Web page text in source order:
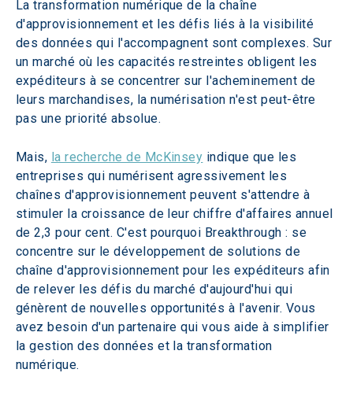
La transformation numérique de la chaîne
d'approvisionnement et les défis liés à la visibilité
des données qui l'accompagnent sont complexes. Sur
un marché où les capacités restreintes obligent les
expéditeurs à se concentrer sur l'acheminement de
leurs marchandises, la numérisation n'est peut-être
pas une priorité absolue.
Mais, la recherche de McKinsey indique que les
entreprises qui numérisent agressivement les
chaînes d'approvisionnement peuvent s'attendre à
stimuler la croissance de leur chiffre d'affaires annuel
de 2,3 pour cent. C'est pourquoi Breakthrough : se
concentre sur le développement de solutions de
chaîne d'approvisionnement pour les expéditeurs afin
de relever les défis du marché d'aujourd'hui qui
génèrent de nouvelles opportunités à l'avenir. Vous
avez besoin d'un partenaire qui vous aide à simplifier
la gestion des données et la transformation
numérique.